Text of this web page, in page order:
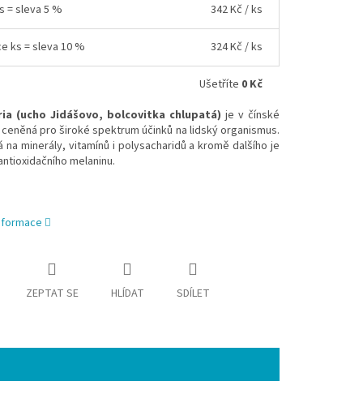
= sleva 5 % 342 Kč / ks
ks = sleva 10 % 324 Kč / ks
Ušetříte 0 Kč
(ucho Jidášovo, bolcovitka chlupatá) je v čínské
pro široké spektrum účinků na lidský organismus.
na minerály, vitamínů i polysacharidů a kromě dalšího je
melaninu.
ZEPTAT SE HLÍDAT SDÍLET